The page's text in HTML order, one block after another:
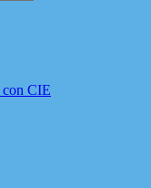
con CIE